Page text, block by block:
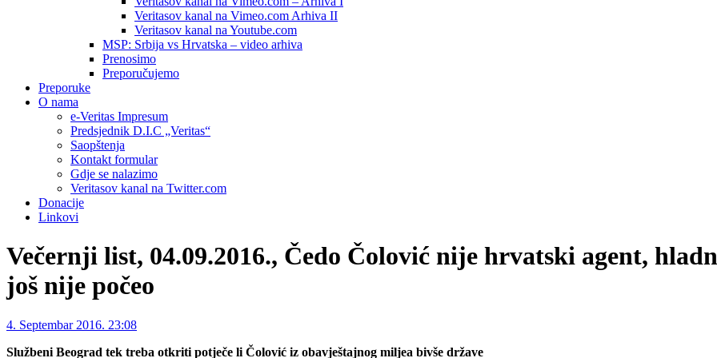
Veritasov kanal na Vimeo.com Arhiva II
Veritasov kanal na Youtube.com
MSP: Srbija vs Hrvatska – video arhiva
Prenosimo
Preporučujemo
Preporuke
O nama
e-Veritas Impresum
Predsjednik D.I.C „Veritas“
Saopštenja
Kontakt formular
Gdje se nalazimo
Veritasov kanal na Twitter.com
Donacije
Linkovi
Večernji list, 04.09.2016., Čedo Čolović nije hrvatski agent,
još nije počeo
4. Septembar 2016. 23:08
Službeni Beograd tek treba otkriti potječe li Čolović iz obavještajnog miljea bivše države